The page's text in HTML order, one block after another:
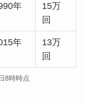
年
15万
回
年
13万
回
8時時点